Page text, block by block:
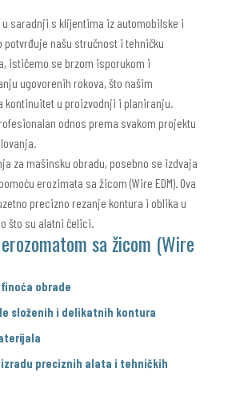
saradnji s klijentima iz automobilske i
našu stručnost i tehničku
ističemo se brzom isporukom i
ugovorenih rokova, što našim
kontinuitet u proizvodnji i planiranju.
odnos prema svakom projektu
za mašinsku obradu, posebno se izdvaja
erozimata sa žicom (Wire EDM). Ova
precizno rezanje kontura i oblika u
što su alatni čelici.
sa žicom (Wire
obrade
složenih i delikatnih kontura
preciznih alata i tehničkih